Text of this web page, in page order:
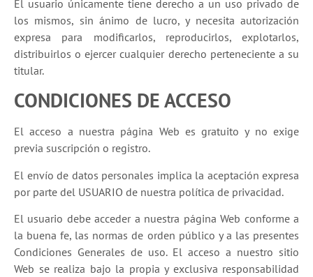
El usuario únicamente tiene derecho a un uso privado de
los mismos, sin ánimo de lucro, y necesita autorización
expresa para modificarlos, reproducirlos, explotarlos,
distribuirlos o ejercer cualquier derecho perteneciente a su
titular.
CONDICIONES DE ACCESO
El acceso a nuestra página Web es gratuito y no exige
previa suscripción o registro.
El envío de datos personales implica la aceptación expresa
por parte del USUARIO de nuestra política de privacidad.
El usuario debe acceder a nuestra página Web conforme a
la buena fe, las normas de orden público y a las presentes
Condiciones Generales de uso. El acceso a nuestro sitio
Web se realiza bajo la propia y exclusiva responsabilidad